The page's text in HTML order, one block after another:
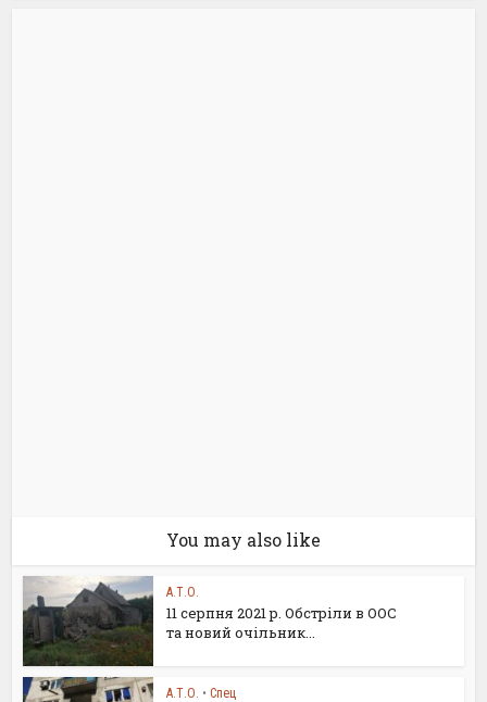
You may also like
А.Т.О.
11 серпня 2021 р. Обстріли в ООС
та новий очільник...
А.Т.О. • Спец